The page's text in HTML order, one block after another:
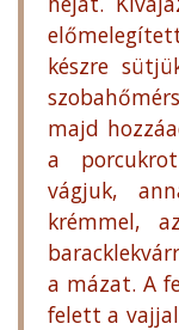
készre
majd
a
vágjuk,
krémmel,
a mázat. A
felett a